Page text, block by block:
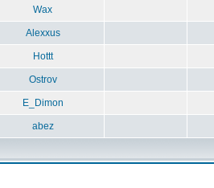
Wax
Alexxus
Hottt
Ostrov
E_Dimon
abez